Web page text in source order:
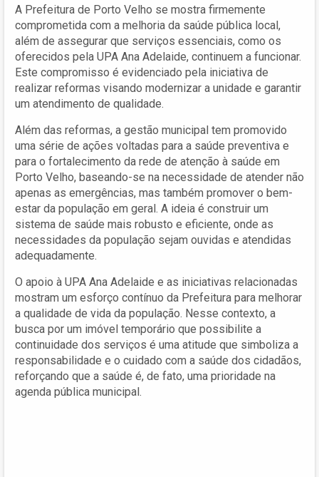
A Prefeitura de Porto Velho se mostra firmemente
comprometida com a melhoria da saúde pública local,
além de assegurar que serviços essenciais, como os
oferecidos pela UPA Ana Adelaide, continuem a funcionar.
Este compromisso é evidenciado pela iniciativa de
realizar reformas visando modernizar a unidade e garantir
um atendimento de qualidade.
Além das reformas, a gestão municipal tem promovido
uma série de ações voltadas para a saúde preventiva e
para o fortalecimento da rede de atenção à saúde em
Porto Velho, baseando-se na necessidade de atender não
apenas as emergências, mas também promover o bem-
estar da população em geral. A ideia é construir um
sistema de saúde mais robusto e eficiente, onde as
necessidades da população sejam ouvidas e atendidas
adequadamente.
O apoio à UPA Ana Adelaide e as iniciativas relacionadas
mostram um esforço contínuo da Prefeitura para melhorar
a qualidade de vida da população. Nesse contexto, a
busca por um imóvel temporário que possibilite a
continuidade dos serviços é uma atitude que simboliza a
responsabilidade e o cuidado com a saúde dos cidadãos,
reforçando que a saúde é, de fato, uma prioridade na
agenda pública municipal.